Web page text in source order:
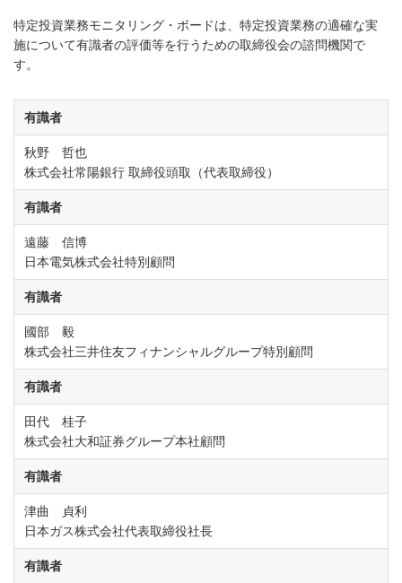
特定投資業務モニタリング・ボードは、特定投資業務の適確な実
施について有識者の評価等を行うための取締役会の諮問機関で
す。
有識者
秋野 哲也
株式会社常陽銀行 取締役頭取（代表取締役）
有識者
遠藤 信博
日本電気株式会社特別顧問
有識者
國部 毅
株式会社三井住友フィナンシャルグループ特別顧問
有識者
田代 桂子
株式会社大和証券グループ本社顧問
有識者
津曲 貞利
日本ガス株式会社代表取締役社長
有識者